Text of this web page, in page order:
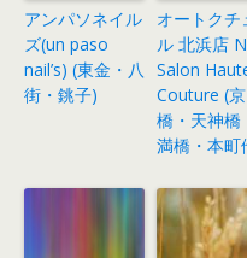
アンパソネイル
ズ(un paso
nail’s) (東金・八
街・銚子)
オートクチ
ル 北浜店
Salon
Couture (京
橋・天神橋
満橋・本町